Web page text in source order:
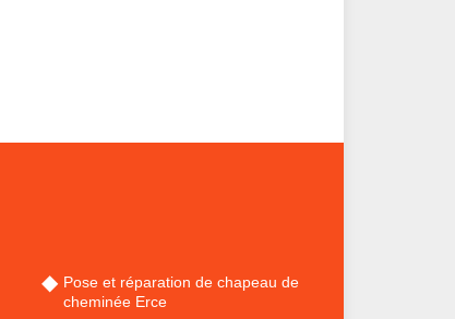
Pose et réparation de chapeau de
cheminée Erce